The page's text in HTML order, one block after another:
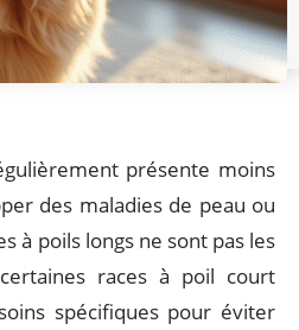
présente moins
des maladies de peau ou
à poils longs ne sont pas les
races à poil court
spécifiques pour éviter